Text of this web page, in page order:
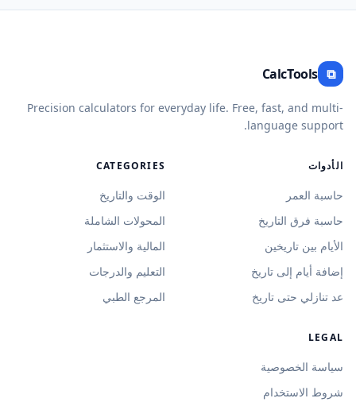
⧉
CalcTools
Precision calculators for everyday life. Free, fast, and multi-
language support.
الأدوات
حاسبة العمر
حاسبة فرق التاريخ
الأيام بين تاريخين
إضافة أيام إلى تاريخ
عد تنازلي حتى تاريخ
CATEGORIES
الوقت والتاريخ
المحولات الشاملة
المالية والاستثمار
التعليم والدرجات
المرجع الطبي
LEGAL
سياسة الخصوصية
شروط الاستخدام